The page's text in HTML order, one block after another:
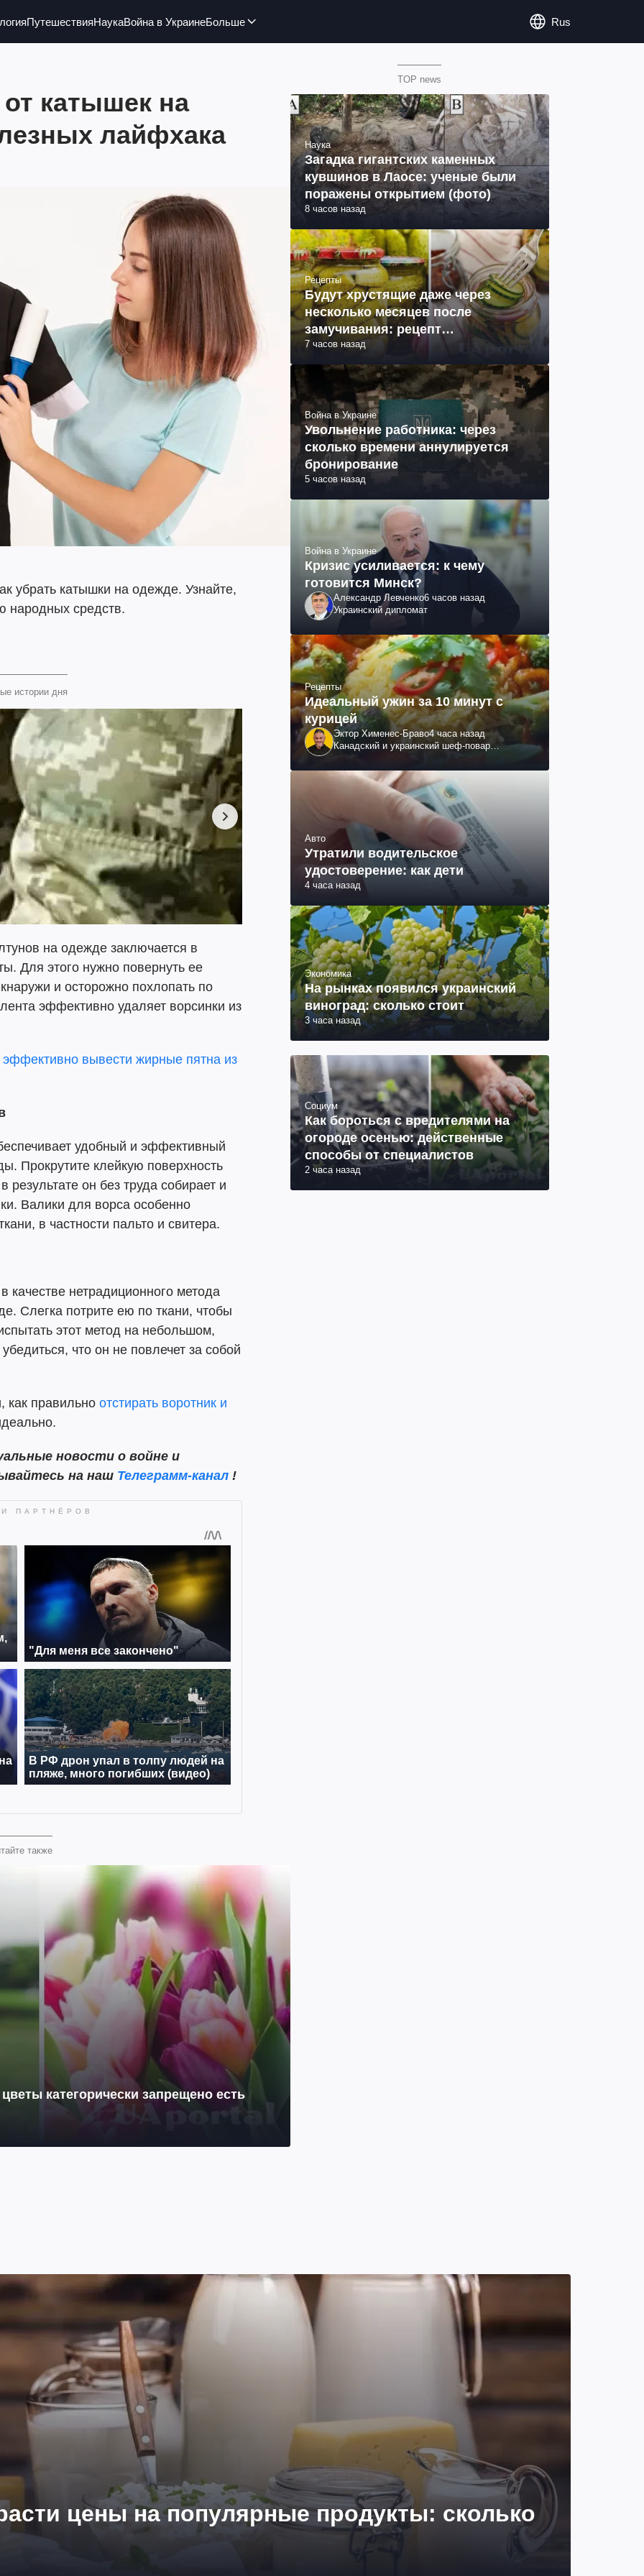
ПутешествияНаукаВойна в УкраинеБольше Rus
катышек на
лайфхака
убрать катышки на одежде. Узнайте,
народных средств.
истории дня
на одежде заключается в
Для этого нужно повернуть ее
и осторожно похлопать по
эффективно удаляет ворсинки из
эффективно вывести жирные пятна из
удобный и эффективный
Прокрутите клейкую поверхность
результате он без труда собирает и
Валики для ворса особенно
в частности пальто и свитера.
качестве нетрадиционного метода
Слегка потрите ею по ткани, чтобы
этот метод на небольшом,
что он не повлечет за собой
правильно отстирать воротник и
новости о войне и
на наш Телеграмм-канал !
также
категорически запрещено есть
TOP news
Наука
Загадка гигантских каменных
кувшинов в Лаосе: ученые были
поражены открытием (фото)
8 часов назад
Рецепты
Будут хрустящие даже через
несколько месяцев после
замучивания: рецепт
маринованных огурцов на зиму
7 часов назад
Война в Украине
Увольнение работника: через
сколько времени аннулируется
бронирование
5 часов назад
Война в Украине
Кризис усиливается: к чему
готовится Минск?
Александр Левченко6 часов назад
Украинский дипломат
Рецепты
Идеальный ужин за 10 минут с
курицей
Эктор Хименес-Браво4 часа назад
Канадский и украинский шеф-повар
телеведущий
Авто
Утратили водительское
удостоверение: как дети
4 часа назад
Экономика
На рынках появился украинский
виноград: сколько стоит
3 часа назад
Социум
Как бороться с вредителями на
огороде осенью: действенные
способы от специалистов
2 часа назад
цены на популярные продукты: сколько